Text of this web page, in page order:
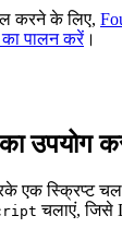
करने के लिए,
का पालन करें।
उपयोग
एक स्क्रिप्ट
चलाएं, जिसे